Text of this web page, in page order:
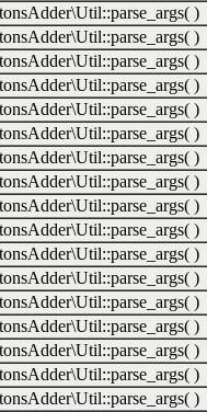
)
)
)
)
)
)
)
)
)
)
)
)
)
)
)
)
)